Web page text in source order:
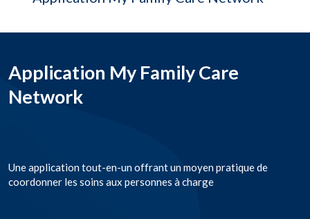
Application My Family Care
Network
Une application tout-en-un offrant un moyen pratique de
coordonner les soins aux personnes à charge